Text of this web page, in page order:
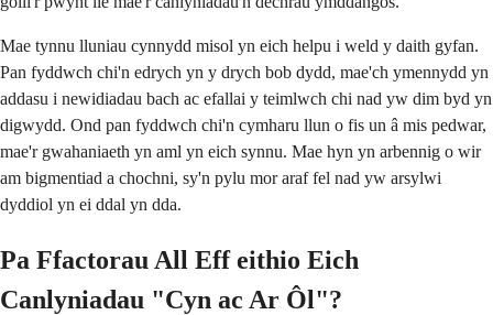
Mae tynnu lluniau cynnydd misol yn eich helpu i weld y daith gyfan.
Pan fyddwch chi'n edrych yn y drych bob dydd, mae'ch ymennydd yn
addasu i newidiadau bach ac efallai y teimlwch chi nad yw dim byd yn
digwydd. Ond pan fyddwch chi'n cymharu llun o fis un â mis pedwar,
mae'r gwahaniaeth yn aml yn eich synnu. Mae hyn yn arbennig o wir
am bigmentiad a chochni, sy'n pylu mor araf fel nad yw arsylwi
dyddiol yn ei ddal yn dda.
Pa Ffactorau All Eff eithio Eich
Canlyniadau "Cyn ac Ar Ôl"?